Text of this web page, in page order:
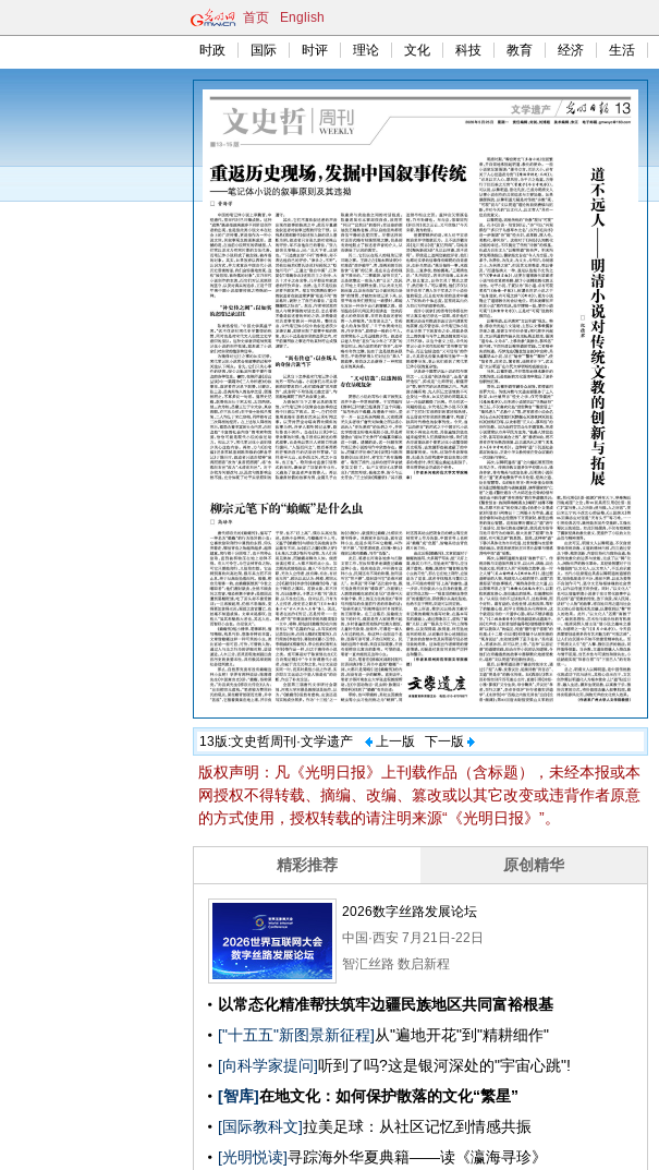
首页 English
时政 国际 时评 理论 文化 科技 教育 经济 生活
13版:文史哲周刊·文学遗产 上一版 下一版
版权声明：凡《光明日报》上刊载作品（含标题），未经本报或本
网授权不得转载、摘编、改编、篡改或以其它改变或违背作者原意
的方式使用，授权转载的请注明来源“《光明日报》”。